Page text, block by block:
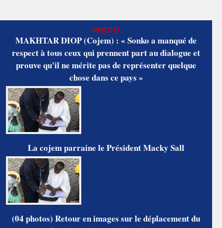
PHOTO
MAKHTAR DIOP (Cojem) : « Sonko a manqué de
respect à tous ceux qui prennent part au dialogue et
prouve qu'il ne mérite pas de représenter quelque
chose dans ce pays »
La cojem parraine le Président Macky Sall
(04 photos) Retour en images sur le déplacement du